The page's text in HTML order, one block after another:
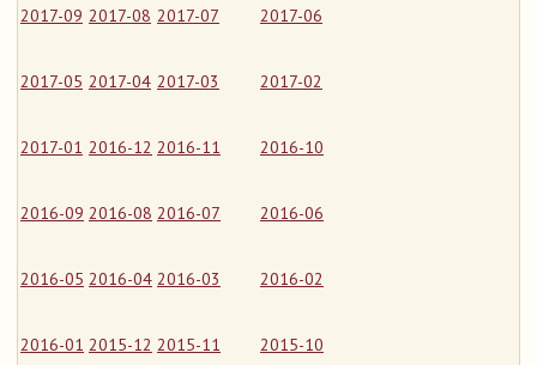
2017-09 2017-08 2017-07 2017-06
2017-05 2017-04 2017-03 2017-02
2017-01 2016-12 2016-11 2016-10
2016-09 2016-08 2016-07 2016-06
2016-05 2016-04 2016-03 2016-02
2016-01 2015-12 2015-11 2015-10